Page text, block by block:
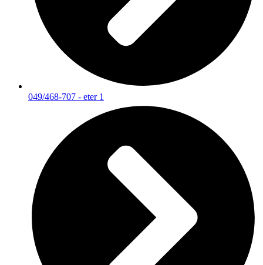
049/468-707 - eter 1